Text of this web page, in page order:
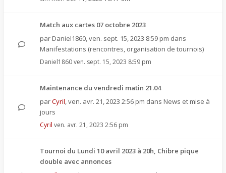
Match aux cartes 07 octobre 2023
par Daniel1860,ven. sept. 15, 2023 8:59 pm dans
Manifestations (rencontres, organisation de tournois)
Daniel1860ven. sept. 15, 2023 8:59 pm
Maintenance du vendredi matin 21.04
parCyril,ven. avr. 21, 2023 2:56 pm dans News et mise à
jours
Cyril ven. avr. 21, 2023 2:56 pm
Tournoi du Lundi 10 avril 2023 à 20h, Chibre pique
double avec annonces